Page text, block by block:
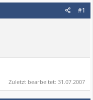
#1
Zuletzt bearbeitet: 31.07.2007